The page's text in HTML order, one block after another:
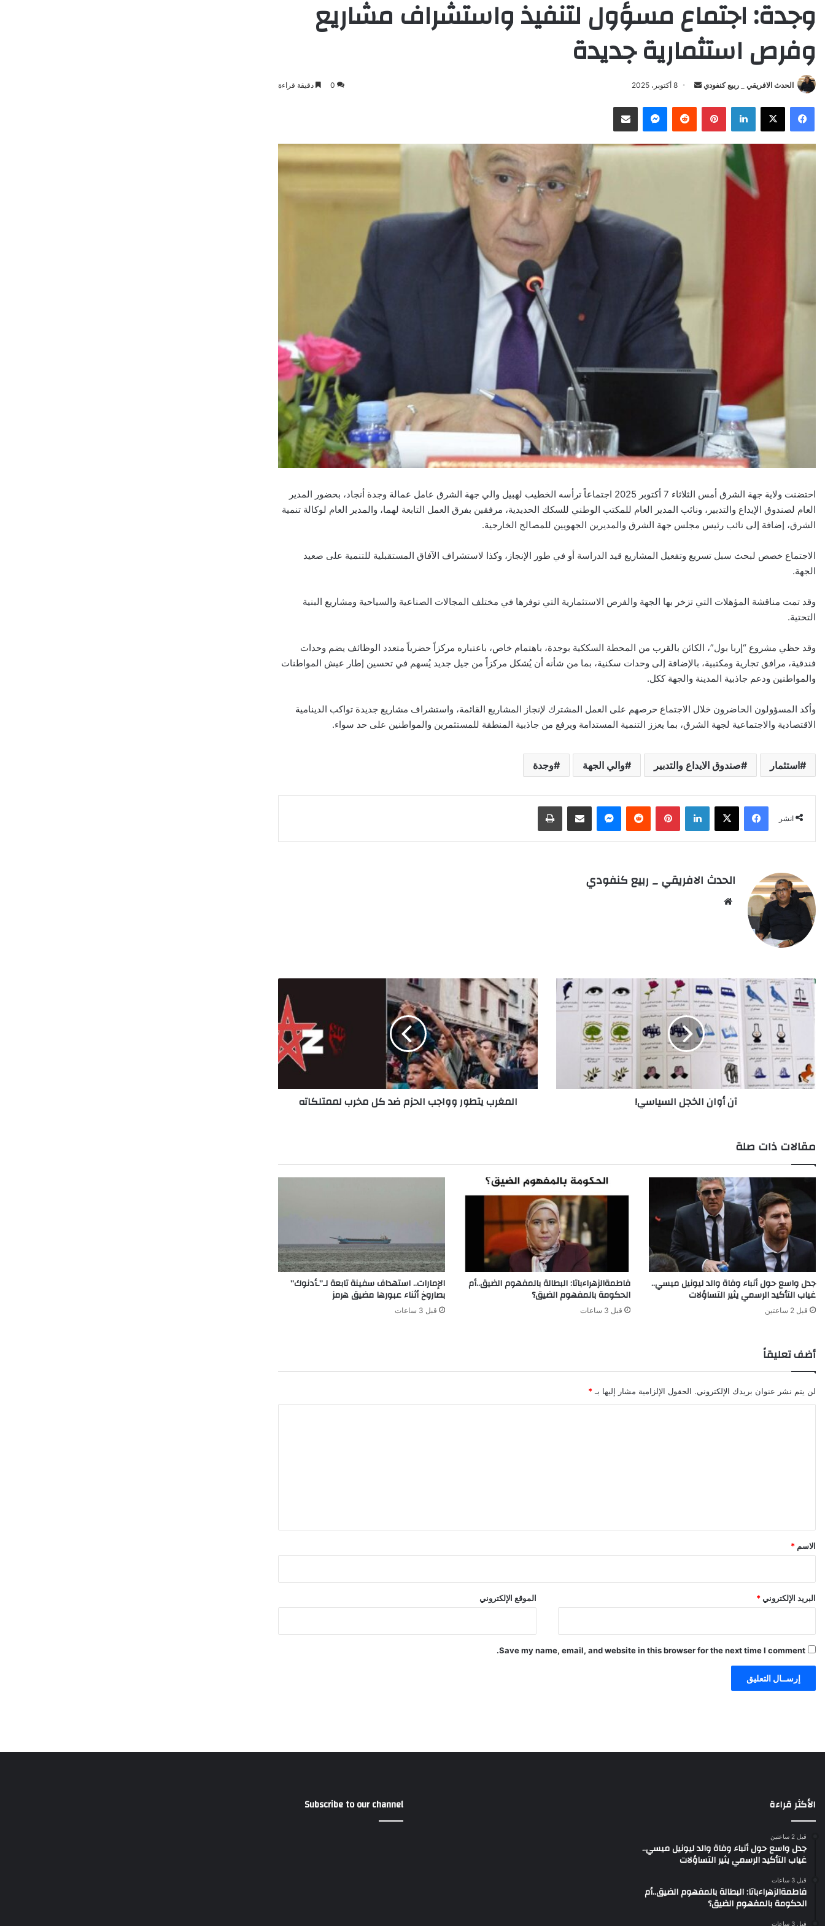
وجدة: اجتماع مسؤول لتنفيذ واستشراف مشاريع
وفرص استثمارية جديدة
الحدث الافريقي _ ربيع كنفودي
Send
email
8 أكتوبر، 2025 0 دقيقة قراءة
Facebook
X
LinkedIn
Pinterest
Reddit
Messengerانشر عبر البريد الإلكتروني
احتضنت ولاية جهة الشرق أمس الثلاثاء 7 أكتوبر 2025 اجتماعاً ترأسه الخطيب لهبيل والي جهة الشرق عامل عمالة وجدة أنجاد، بحضور المدير
العام لصندوق الإيداع والتدبير، ونائب المدير العام للمكتب الوطني للسكك الحديدية، مرفقين بفرق العمل التابعة لهما، والمدير العام لوكالة تنمية
الشرق، إضافة إلى نائب رئيس مجلس جهة الشرق والمديرين الجهويين للمصالح الخارجية.
الاجتماع خصص لبحث سبل تسريع وتفعيل المشاريع قيد الدراسة أو في طور الإنجاز، وكذا لاستشراف الآفاق المستقبلية للتنمية على صعيد
الجهة.
وقد تمت مناقشة المؤهلات التي تزخر بها الجهة والفرص الاستثمارية التي توفرها في مختلف المجالات الصناعية والسياحية ومشاريع البنية
التحتية.
وقد حظي مشروع “إربا بول”، الكائن بالقرب من المحطة السككية بوجدة، باهتمام خاص، باعتباره مركزاً حضرياً متعدد الوظائف يضم وحدات
فندقية، مرافق تجارية ومكتبية، بالإضافة إلى وحدات سكنية، بما من شأنه أن يُشكل مركزاً من جيل جديد يُسهم في تحسين إطار عيش المواطنات
والمواطنين ودعم جاذبية المدينة والجهة ككل.
وأكد المسؤولون الحاضرون خلال الاجتماع حرصهم على العمل المشترك لإنجاز المشاريع القائمة، واستشراف مشاريع جديدة تواكب الدينامية
الاقتصادية والاجتماعية لجهة الشرق، بما يعزز التنمية المستدامة ويرفع من جاذبية المنطقة للمستثمرين والمواطنين على حد سواء.
استثمار صندوق الايداع والتدبير والي الجهة وجدة
انشر
Facebook
X
LinkedIn
Pinterest
Reddit
Messengerانشر عبر البريد الإلكترونياطبع
الحدث الافريقي _ ربيع كنفودي
آن
أوان
الخجل
السياسي!
آن أوان الخجل السياسي!
المغرب
يتطور
وواجب
الحزم
ضد
كل
مخرب
لممتلكاته
المغرب يتطور وواجب الحزم ضد كل مخرب لممتلكاته
مقالات ذات صلة
جدل واسع حول أنباء وفاة والد ليونيل ميسي..
غياب التأكيد الرسمي يثير التساؤلات
قبل 2 ساعتين
فاطمةالزهراءباتا: البطالة بالمفهوم الضيق..أم
الحكومة بالمفهوم الضيق؟
قبل 3 ساعات
الإمارات.. استهداف سفينة تابعة لـ”ـأدنوك”
بصاروخ أثناء عبورها مضيق هرمز
قبل 3 ساعات
أضف تعليقاً
لن يتم نشر عنوان بريدك الإلكتروني. الحقول الإلزامية مشار إليها بـ *
*
الاسم *
البريد الإلكتروني* الموقع الإلكتروني
Save my name, email, and website in this browser for the next time I comment.
الأكثر قراءة
قبل 2 ساعتين
جدل واسع حول أنباء وفاة والد ليونيل ميسي..
غياب التأكيد الرسمي يثير التساؤلات
قبل 3 ساعات
فاطمةالزهراءباتا: البطالة بالمفهوم الضيق..أم
الحكومة بالمفهوم الضيق؟
قبل 3 ساعات
Subscribe to our channel